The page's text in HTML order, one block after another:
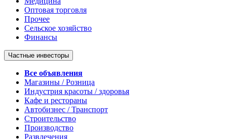
Оптовая торговля
Прочее
Сельское хозяйство
Финансы
Частные инвесторы
Все объявления
Магазины / Розница
Индустрия красоты / здоровья
Кафе и рестораны
Автобизнес / Транспорт
Строительство
Производство
Развлечения